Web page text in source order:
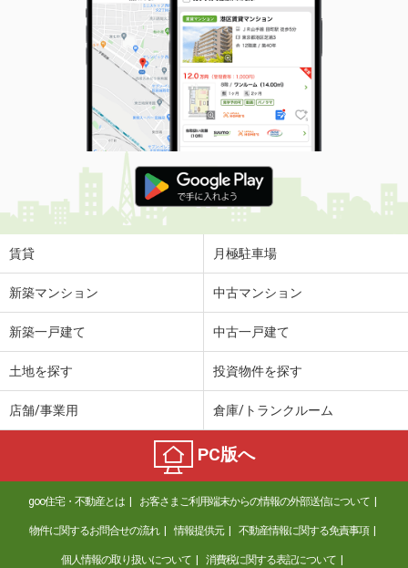
山梨県甲府市西田町
価 格
4.40万円
住 所
山梨県甲府市西田町
専有面積 23.18m²
間取り
1K
山梨県甲斐市中下条
価 格
8.50万円
住 所
山梨県甲斐市中下条
専有面積
山梨県甲府市千塚３
4.50万円
山梨県笛吹市石和町川中島
7.30万円
住 所
山梨県笛吹市石和町川中島
専有面積 40.74m²
間取り
ワンルーム
山梨県甲府市下石田２丁目
賃貸 月極駐車場
新築マンション 中古マンション
新築一戸建て 中古一戸建て
土地を探す 投資物件を探す
店舗/事業用 倉庫/トランクルーム
PC版へ
goo住宅・不動産とは お客さまご利用端末からの情報の外部送信について
物件に関するお問合せの流れ 情報提供元 不動産情報に関する免責事項
個人情報の取り扱いについて 消費税に関する表記について